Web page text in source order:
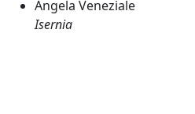
Angela Veneziale
Isernia